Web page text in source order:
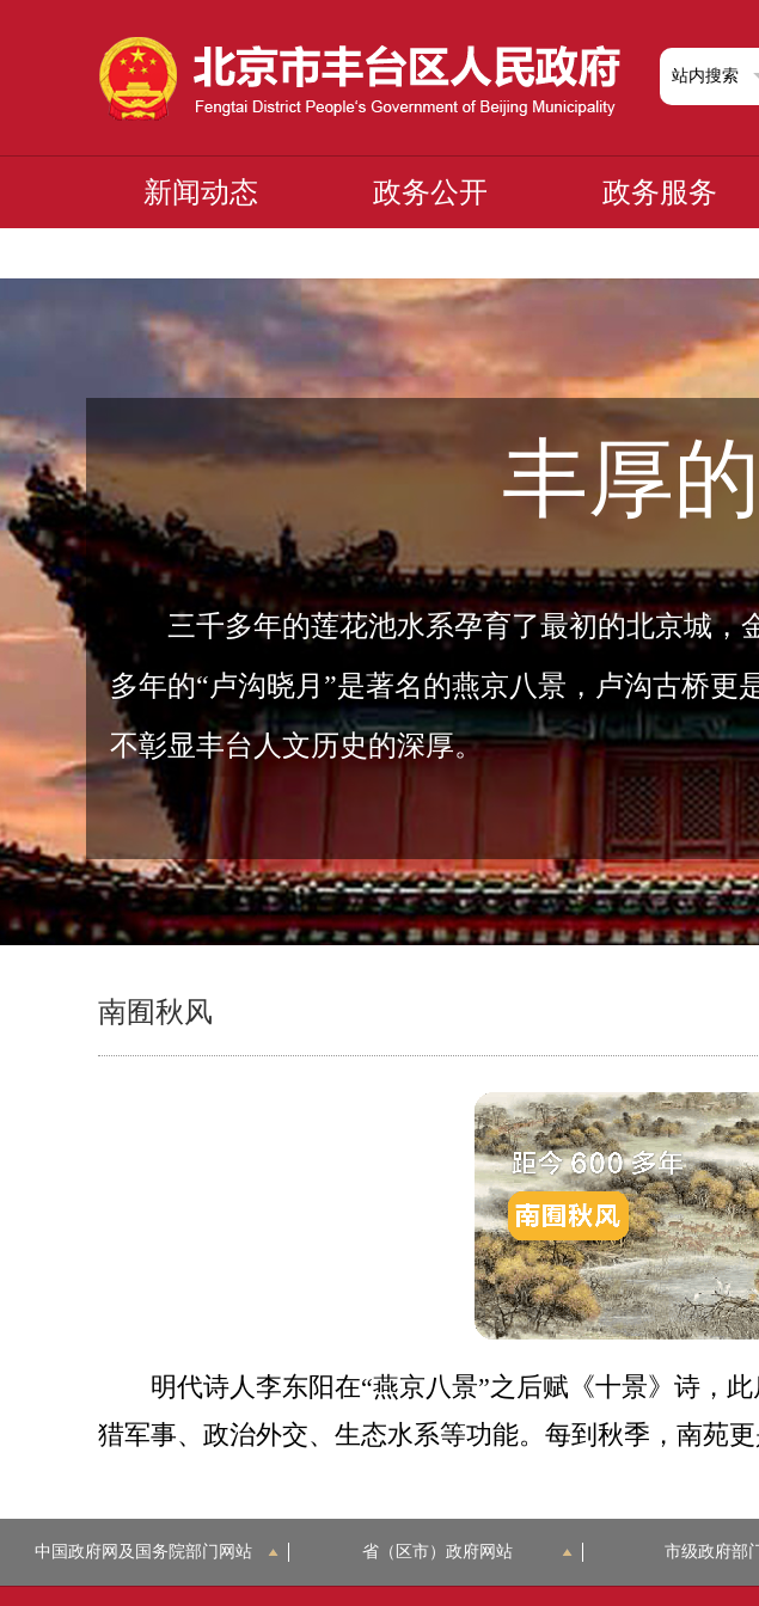
新闻动态 政务公开 政务服务
丰厚
三千多年的莲花池水系孕育了最初的北京城
多年的“卢沟晓月”是著名的燕京八景，卢沟古桥
不彰显丰台人文历史的深厚。
南囿秋风
明代诗人李东阳在“燕京八景”之后赋《十景》诗，
猎军事、政治外交、生态水系等功能。每到秋季，南苑
中国政府网及国务院部门网站 省（区市）政府网站 市级政府部